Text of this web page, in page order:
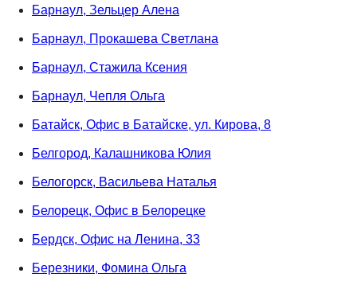
Барнаул, Зельцер Алена
Барнаул, Прокашева Светлана
Барнаул, Стажила Ксения
Барнаул, Чепля Ольга
Батайск, Офис в Батайске, ул. Кирова, 8
Белгород, Калашникова Юлия
Белогорск, Васильева Наталья
Белорецк, Офис в Белорецке
Бердск, Офис на Ленина, 33
Березники, Фомина Ольга